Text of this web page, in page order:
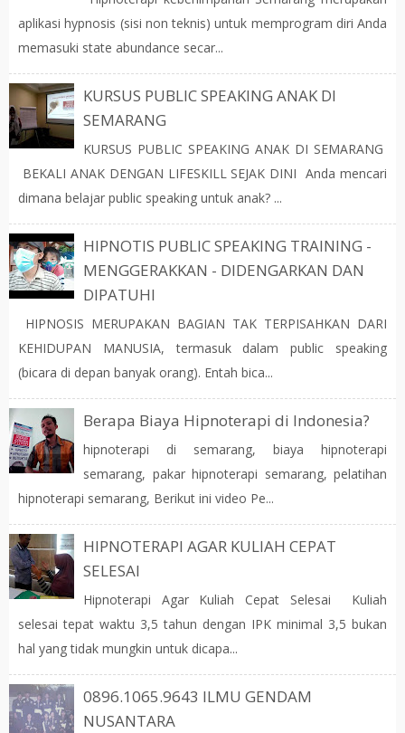
aplikasi hypnosis (sisi non teknis) untuk memprogram diri Anda
memasuki state abundance secar...
KURSUS PUBLIC SPEAKING ANAK DI
SEMARANG
KURSUS PUBLIC SPEAKING ANAK DI SEMARANG
BEKALI ANAK DENGAN LIFESKILL SEJAK DINI Anda mencari
dimana belajar public speaking untuk anak? ...
HIPNOTIS PUBLIC SPEAKING TRAINING -
MENGGERAKKAN - DIDENGARKAN DAN
DIPATUHI
HIPNOSIS MERUPAKAN BAGIAN TAK TERPISAHKAN DARI
KEHIDUPAN MANUSIA, termasuk dalam public speaking
(bicara di depan banyak orang). Entah bica...
Berapa Biaya Hipnoterapi di Indonesia?
hipnoterapi di semarang, biaya hipnoterapi
semarang, pakar hipnoterapi semarang, pelatihan
hipnoterapi semarang, Berikut ini video Pe...
HIPNOTERAPI AGAR KULIAH CEPAT
SELESAI
Hipnoterapi Agar Kuliah Cepat Selesai Kuliah
selesai tepat waktu 3,5 tahun dengan IPK minimal 3,5 bukan
hal yang tidak mungkin untuk dicapa...
0896.1065.9643 ILMU GENDAM
NUSANTARA